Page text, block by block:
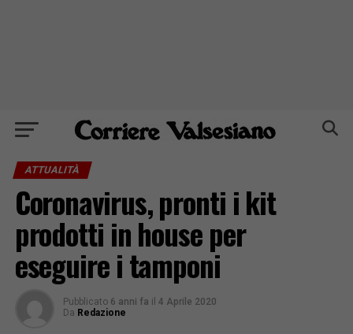
ATTUALITÀ
Coronavirus, pronti i kit
prodotti in house per
eseguire i tamponi
Pubblicato 6 anni fa il 4 Aprile 2020
Da Redazione